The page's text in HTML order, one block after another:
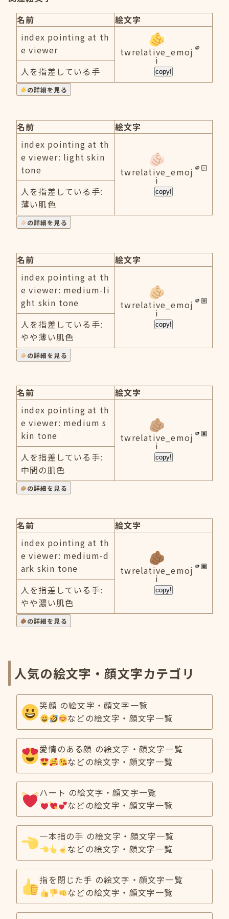
名前
絵文字
index pointing at th
e viewer
twrelative_emoj
i
copy!
人を指差している手
の詳細を見る
名前
絵文字
index pointing at th
e viewer: light skin
tone
twrelative_emoj
i
copy!
人を指差している手:
薄い肌色
の詳細を見る
名前
絵文字
index pointing at th
e viewer: medium-li
ght skin tone
twrelative_emoj
i
copy!
人を指差している手:
やや薄い肌色
の詳細を見る
名前
絵文字
index pointing at th
e viewer: medium s
kin tone
twrelative_emoj
i
copy!
人を指差している手:
中間の肌色
の詳細を見る
名前
絵文字
index pointing at th
e viewer: medium-d
ark skin tone
twrelative_emoj
i
copy!
人を指差している手:
やや濃い肌色
の詳細を見る
人気の絵文字・顔文字カテゴリ
笑顔 の絵文字・顔文字一覧
などの絵文字・顔文字一覧
愛情のある顔 の絵文字・顔文字一覧
などの絵文字・顔文字一覧
ハート の絵文字・顔文字一覧
などの絵文字・顔文字一覧
一本指の手 の絵文字・顔文字一覧
などの絵文字・顔文字一覧
指を閉じた手 の絵文字・顔文字一覧
などの絵文字・顔文字一覧